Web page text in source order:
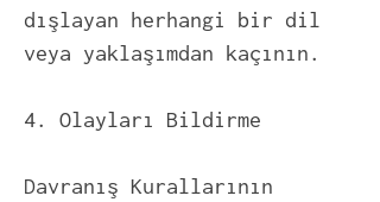
dışlayan herhangi bir dil
veya yaklaşımdan kaçının.
4. Olayları Bildirme
Davranış Kurallarının